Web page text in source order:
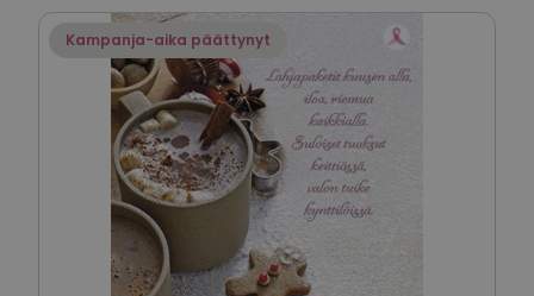
Kampanja-aika päättynyt